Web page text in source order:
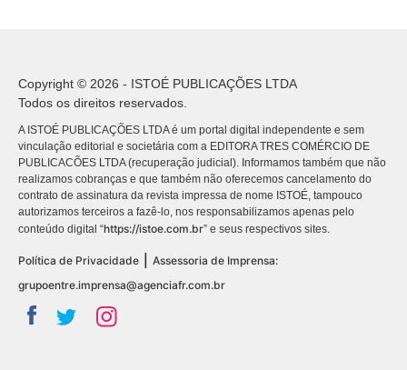
Copyright © 2026 - ISTOÉ PUBLICAÇÕES LTDA
Todos os direitos reservados.
A ISTOÉ PUBLICAÇÕES LTDA é um portal digital independente e sem
vinculação editorial e societária com a EDITORA TRES COMÉRCIO DE
PUBLICACÕES LTDA (recuperação judicial). Informamos também que não
realizamos cobranças e que também não oferecemos cancelamento do
contrato de assinatura da revista impressa de nome ISTOÉ, tampouco
autorizamos terceiros a fazê-lo, nos responsabilizamos apenas pelo
conteúdo digital “https://istoe.com.br” e seus respectivos sites.
Política de Privacidade
Assessoria de Imprensa:
grupoentre.imprensa@agenciafr.com.br